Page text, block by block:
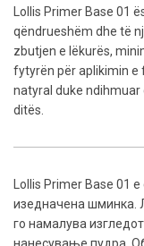
Lollis Primer Base 01
qëndrueshëm dhe të
zbutjen e lëkurës,
fytyrën për aplikimin e
natyral duke
ditës.
Lollis Primer Base 01
изедначена шминка.
го намалува